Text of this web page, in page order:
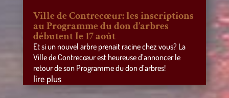
Ville de Contrecœur: les inscriptions
au Programme du don d’arbres
débutent le 17 août
Et si un nouvel arbre prenait racine chez vous? La
Ville de Contrecœur est heureuse d’annoncer le
retour de son Programme du don d’arbres!
lire plus